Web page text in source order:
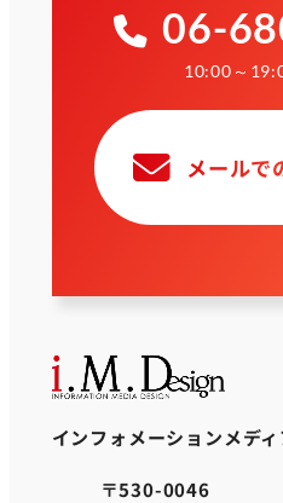
06-
10:00～
メールで
インフォメーションメデ
〒530-0046